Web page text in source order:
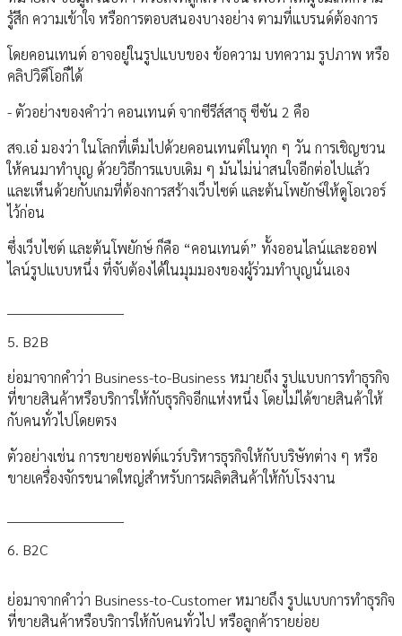
รู้สึก ความเข้าใจ หรือการตอบสนองบางอย่าง ตามที่แบรนด์ต้องการ
โดยคอนเทนต์ อาจอยู่ในรูปแบบของ ข้อความ บทความ รูปภาพ หรือ
คลิปวิดีโอก็ได้
- ตัวอย่างของคำว่า คอนเทนต์ จากซีรีส์สาธุ ซีซัน 2 คือ
สจ.เอ๋ มองว่า ในโลกที่เต็มไปด้วยคอนเทนต์ในทุก ๆ วัน การเชิญชวน
ให้คนมาทำบุญ ด้วยวิธีการแบบเดิม ๆ มันไม่น่าสนใจอีกต่อไปแล้ว
และเห็นด้วยกับเกมที่ต้องการสร้างเว็บไซต์ และต้นโพยักษ์ให้ดูโอเวอร์
ไว้ก่อน
ซึ่งเว็บไซต์ และต้นโพยักษ์ ก็คือ “คอนเทนต์” ทั้งออนไลน์และออฟ
ไลน์รูปแบบหนึ่ง ที่จับต้องได้ในมุมมองของผู้ร่วมทำบุญนั่นเอง
5. B2B
ย่อมาจากคำว่า Business-to-Business หมายถึง รูปแบบการทำธุรกิจ
ที่ขายสินค้าหรือบริการให้กับธุรกิจอีกแห่งหนึ่ง โดยไม่ได้ขายสินค้าให้
กับคนทั่วไปโดยตรง
ตัวอย่างเช่น การขายซอฟต์แวร์บริหารธุรกิจให้กับบริษัทต่าง ๆ หรือ
ขายเครื่องจักรขนาดใหญ่สำหรับการผลิตสินค้าให้กับโรงงาน
6. B2C
ย่อมาจากคำว่า Business-to-Customer หมายถึง รูปแบบการทำธุรกิจ
ที่ขายสินค้าหรือบริการให้กับคนทั่วไป หรือลูกค้ารายย่อย